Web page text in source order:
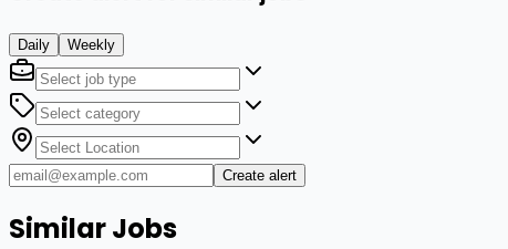
Daily Weekly
Create alert
Similar Jobs